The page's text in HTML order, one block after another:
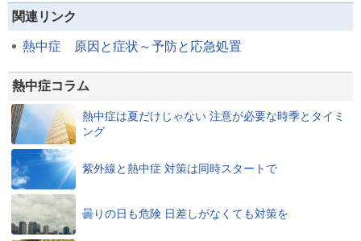
関連リンク
熱中症 原因と症状～予防と応急処置
熱中症コラム
熱中症は夏だけじゃない 注意が必要な時季とタイミ
ング
紫外線と熱中症 対策は同時スタートで
曇りの日も危険 日差しがなくても対策を